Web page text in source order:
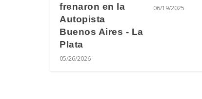
frenaron en la
Autopista
Buenos Aires - La
Plata
05/26/2026
06/19/2025